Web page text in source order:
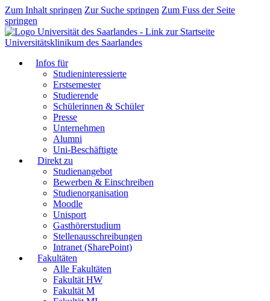
Zum Inhalt springen Zur Suche springen Zum Fuss der Seite
springen
Universitätsklinikum des Saarlandes
Infos für
Studieninteressierte
Erstsemester
Studierende
Schülerinnen & Schüler
Presse
Unternehmen
Alumni
Uni-Beschäftigte
Direkt zu
Studienangebot
Bewerben & Einschreiben
Studienorganisation
Moodle
Unisport
Gasthörerstudium
Stellenausschreibungen
Intranet (SharePoint)
Fakultäten
Alle Fakultäten
Fakultät HW
Fakultät M